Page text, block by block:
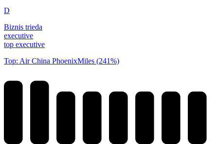
D
Biznis trieda
executive
top executive
Top: Air China PhoenixMiles (241%)